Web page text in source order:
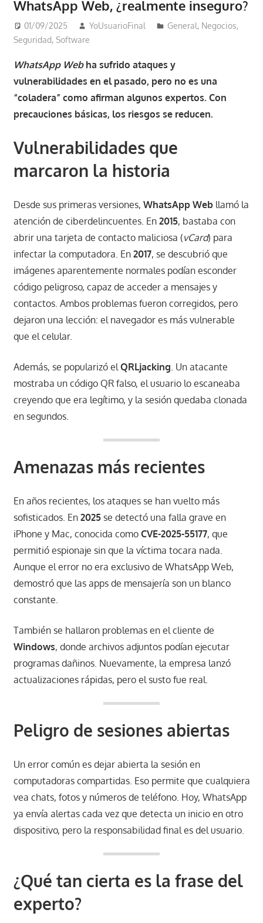
WhatsApp Web, ¿realmente inseguro?
01/09/2025 YoUsuarioFinal General, Negocios,
Seguridad, Software
WhatsApp Webha sufrido ataques y
vulnerabilidades en el pasado, pero no es una
“coladera” como afirman algunos expertos. Con
precauciones básicas, los riesgos se reducen.
Vulnerabilidades que
marcaron la historia
Desde sus primeras versiones, WhatsApp Webllamó la
atención de ciberdelincuentes. En 2015, bastaba con
abrir una tarjeta de contacto maliciosa (vCard) para
infectar la computadora. En 2017, se descubrió que
imágenes aparentemente normales podían esconder
código peligroso, capaz de acceder a mensajes y
contactos. Ambos problemas fueron corregidos, pero
dejaron una lección: el navegador es más vulnerable
que el celular.
Además, se popularizó el QRLjacking . Un atacante
mostraba un código QR falso, el usuario lo escaneaba
creyendo que era legítimo, y la sesión quedaba clonada
en segundos.
Amenazas más recientes
En años recientes, los ataques se han vuelto más
sofisticados. En 2025se detectó una falla grave en
iPhone y Mac, conocida como CVE-2025-55177, que
permitió espionaje sin que la víctima tocara nada.
Aunque el error no era exclusivo de WhatsApp Web,
demostró que las apps de mensajería son un blanco
constante.
También se hallaron problemas en el cliente de
Windows, donde archivos adjuntos podían ejecutar
programas dañinos. Nuevamente, la empresa lanzó
actualizaciones rápidas, pero el susto fue real.
Peligro de sesiones abiertas
Un error común es dejar abierta la sesión en
computadoras compartidas. Eso permite que cualquiera
vea chats, fotos y números de teléfono. Hoy, WhatsApp
ya envía alertas cada vez que detecta un inicio en otro
dispositivo, pero la responsabilidad final es del usuario.
¿Qué tan cierta es la frase del
experto?